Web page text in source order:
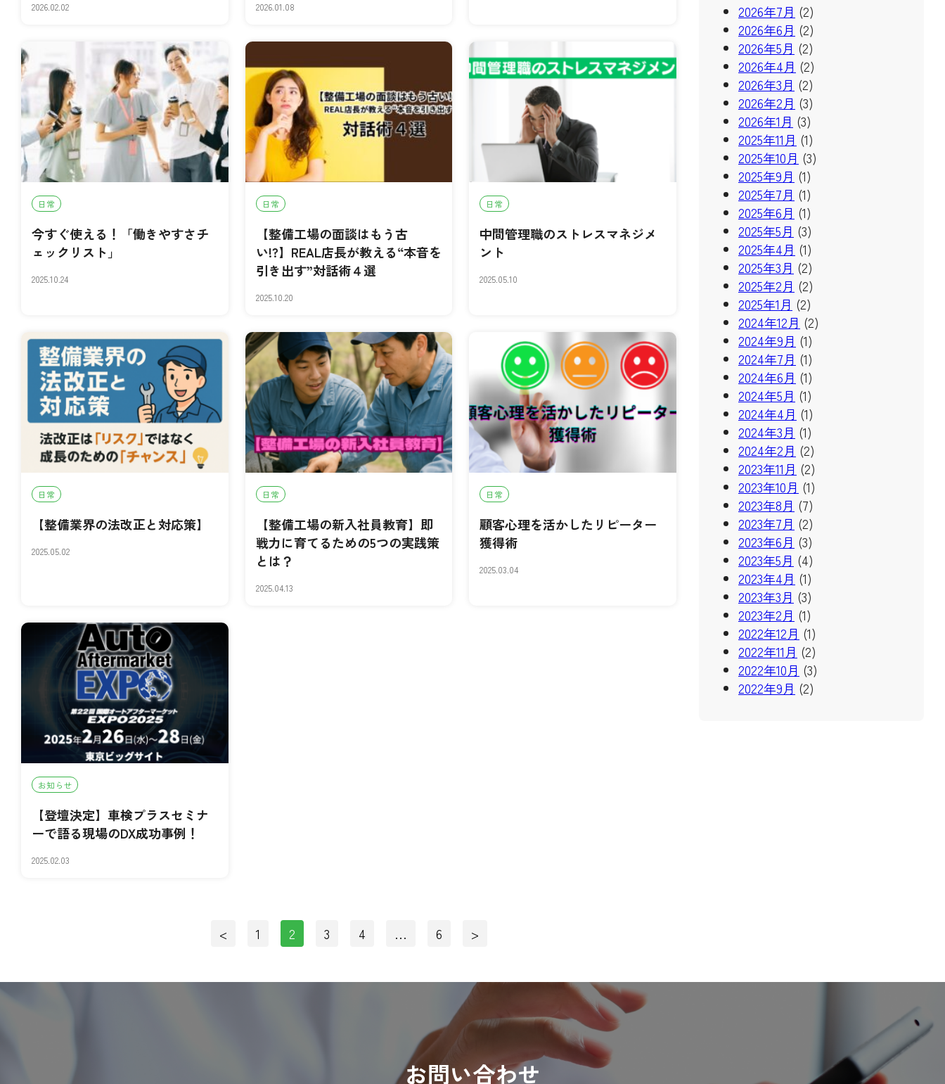
2026.02.02 2026.01.08
日常
今すぐ使える！「働きやすさチ
ェックリスト」
2025.10.24
日常
【整備工場の面談はもう古
い!?】REAL店長が教える“本音を
引き出す”対話術４選
2025.10.20
日常
中間管理職のストレスマネジメ
ント
2025.05.10
日常
【整備業界の法改正と対応策】
2025.05.02
日常
【整備工場の新入社員教育】即
戦力に育てるための5つの実践策
とは？
2025.04.13
日常
顧客心理を活かしたリピーター
獲得術
2025.03.04
お知らせ
【登壇決定】車検プラスセミナ
ーで語る現場のDX成功事例！
2025.02.03
< 1 2 3 4 … 6 >
2026年7月 (2)
2026年6月 (2)
2026年5月 (2)
2026年4月 (2)
2026年3月 (2)
2026年2月 (3)
2026年1月 (3)
2025年11月 (1)
2025年10月 (3)
2025年9月 (1)
2025年7月 (1)
2025年6月 (1)
2025年5月 (3)
2025年4月 (1)
2025年3月 (2)
2025年2月 (2)
2025年1月 (2)
2024年12月 (2)
2024年9月 (1)
2024年7月 (1)
2024年6月 (1)
2024年5月 (1)
2024年4月 (1)
2024年3月 (1)
2024年2月 (2)
2023年11月 (2)
2023年10月 (1)
2023年8月 (7)
2023年7月 (2)
2023年6月 (3)
2023年5月 (4)
2023年4月 (1)
2023年3月 (3)
2023年2月 (1)
2022年12月 (1)
2022年11月 (2)
2022年10月 (3)
2022年9月 (2)
お問い合わせ